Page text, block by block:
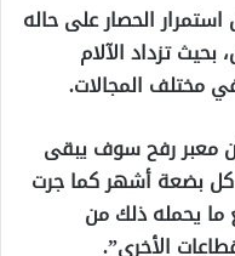
الحصار على حاله
تزداد الآلام
مختلف المجالات.
معبر رفح سوف يبقى
كل بضعة أشهر كما جرت
ما يحمله ذلك من
الأخرى”.